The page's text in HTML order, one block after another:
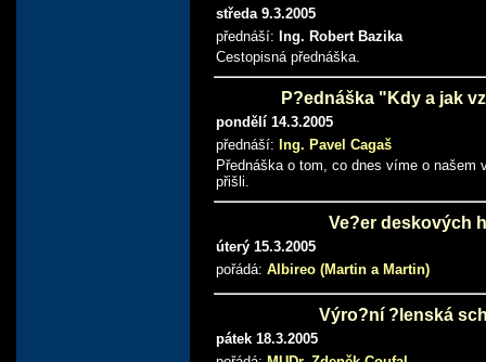
středa 9.3.2005
přednáší: Ing. Robert Bazika
Cestopisná přednáška.
P?ednáška "Kdy a jak
pondělí 14.3.2005
přednáší: Ing. Pavel Cagaš
Přednáška o tom, co dnes víme o našem
přišli.
Ve?er deskových
úterý 15.3.2005
pořádá: Albireo (Martin a Martin)
Výro?ní ?lenská
pátek 18.3.2005